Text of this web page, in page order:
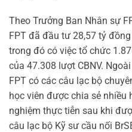
Theo Trưởng Ban Nhân sự
FPT đã đầu tư 28,57 tỷ
trong đó có việc tổ chức
của 47.308 lượt CBNV.
FPT có các câu lạc bộ
học viên được chia sẻ nhiều
nghiệm thực tiễn sau khi
câu lạc bộ Kỹ sư cầu nối